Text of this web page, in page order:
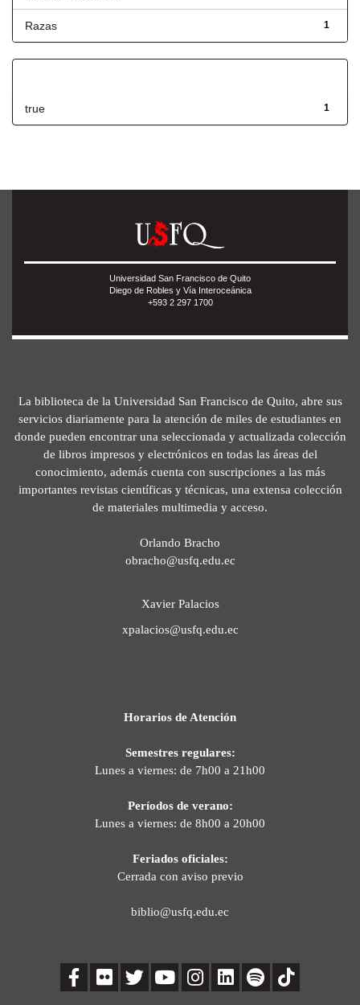
1
Razas
1
true
Universidad San Francisco de Quito
Diego de Robles y Vía Interoceánica
+593 2 297 1700
La biblioteca de la Universidad San Francisco de Quito, abre sus
servicios diariamente para la atención de miles de estudiantes en
donde pueden encontrar una seleccionada y actualizada colección
de libros impresos y electrónicos en todas las áreas del
conocimiento, además cuenta con suscripciones a las más
importantes revistas científicas y técnicas, una extensa colección
de materiales multimedia y acceso.
Orlando Bracho
obracho@usfq.edu.ec
Xavier Palacios
xpalacios@usfq.edu.ec
Horarios de Atención
Semestres regulares:
Lunes a viernes: de 7h00 a 21h00
Períodos de verano:
Lunes a viernes: de 8h00 a 20h00
Feriados oficiales:
Cerrada con aviso previo
biblio@usfq.edu.ec